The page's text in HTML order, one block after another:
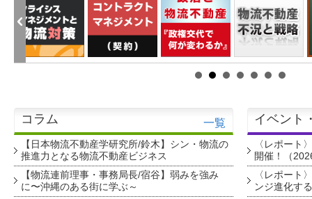
コラム 一覧
【日本物流不動産学研究所/鈴木】シン・物流の
推進力となる物流不動産ビジネス
【物流連前理事・事務局長/宿谷】弱みを強み
に〜沖縄のある街に学ぶ～
イベント
〈レポート
開催！（
〈レポート
ンジ進化す